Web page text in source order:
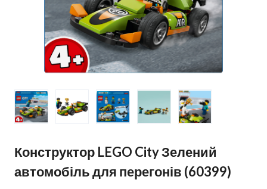
Конструктор LEGO City Зелений
автомобіль для перегонів (60399)